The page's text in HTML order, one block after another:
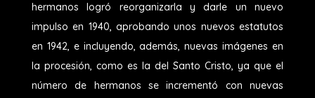
hermanos logró reorganizarla y darle un nuevo
impulso en 1940, aprobando unos nuevos estatutos
en 1942, e incluyendo, además, nuevas imágenes en
la procesión, como es la del Santo Cristo, ya que el
número de hermanos se incrementó con nuevas